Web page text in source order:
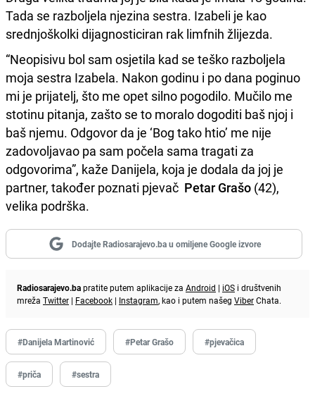
Tada se razboljela njezina sestra. Izabeli je kao
srednjoškolki dijagnosticiran rak limfnih žlijezda.
“Neopisivu bol sam osjetila kad se teško razboljela
moja sestra Izabela. Nakon godinu i po dana poginuo
mi je prijatelj, što me opet silno pogodilo. Mučilo me
stotinu pitanja, zašto se to moralo dogoditi baš njoj i
baš njemu. Odgovor da je ‘Bog tako htio’ me nije
zadovoljavao pa sam počela sama tragati za
odgovorima”, kaže Danijela, koja je dodala da joj je
partner, također poznati pjevač Petar Grašo (42),
velika podrška.
Dodajte Radiosarajevo.ba u omiljene Google izvore
Radiosarajevo.bapratite putem aplikacije za Android | iOS i društvenih
mreža Twitter | Facebook | Instagram, kao i putem našeg ViberChata.
#Danijela Martinović #Petar Grašo #pjevačica
#priča #sestra